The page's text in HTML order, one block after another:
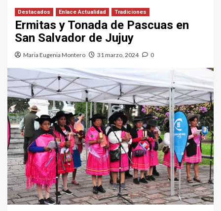
Destacados Enlace Actualidad Tradiciones
Ermitas y Tonada de Pascuas en
San Salvador de Jujuy
Maria Eugenia Montero 31 marzo, 2024 0